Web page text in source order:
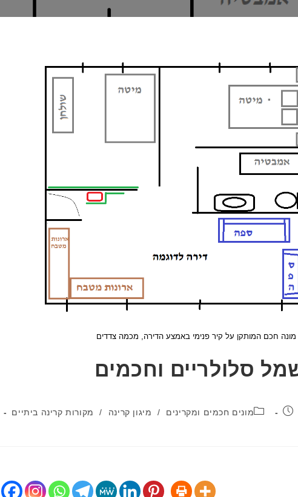
מונה חכם המותקן על קיר פנימי באמצע הדירה, מכמה צדדים
סלולריים וחכמים
קטגוריה:
מונים חכמים ומקרינים / מיגון קרינה /
מקורות קרינה ביתיים